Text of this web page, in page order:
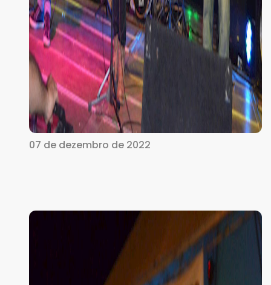
07 de dezembro de 2022